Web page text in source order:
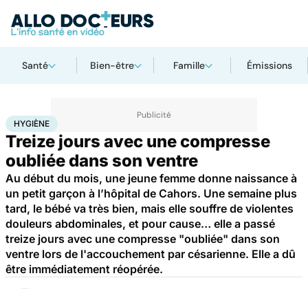
Santé Bien-être Famille Émissions
AccueilSanté
HYGIÈNE
Treize jours avec une compresse
oubliée dans son ventre
Au début du mois, une jeune femme donne naissance à
un petit garçon à l’hôpital de Cahors. Une semaine plus
tard, le bébé va très bien, mais elle souffre de violentes
douleurs abdominales, et pour cause… elle a passé
treize jours avec une compresse "oubliée" dans son
ventre lors de l'accouchement par césarienne. Elle a dû
être immédiatement réopérée.